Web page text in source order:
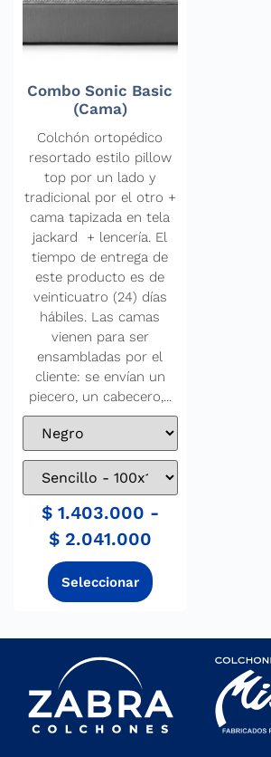
Combo Sonic Basic
(Cama)
Colchón ortopédico
resortado estilo pillow
top por un lado y
tradicional por el otro +
cama tapizada en tela
jackard + lencería. El
tiempo de entrega de
este producto es de
veinticuatro (24) días
hábiles. Las camas
vienen para ser
ensambladas por el
cliente: se envían un
piecero, un cabecero,...
$1.403.000 -
$2.041.000